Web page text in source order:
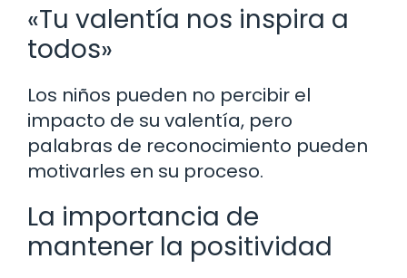
«Tu valentía nos inspira a
todos»
Los niños pueden no percibir el
impacto de su valentía, pero
palabras de reconocimiento pueden
motivarles en su proceso.
La importancia de
mantener la positividad